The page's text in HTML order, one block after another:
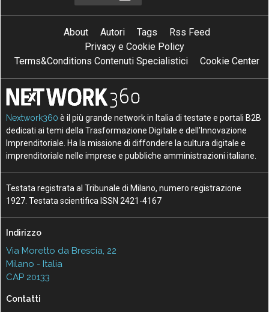
About Autori Tags
Rss Feed
Privacy e Cookie Policy
Terms&Conditions Contenuti Specialistici
Cookie Center
Nextwork360 è il più grande network in Italia di testate e portali B2B
dedicati ai temi della Trasformazione Digitale e dell’Innovazione
Imprenditoriale. Ha la missione di diffondere la cultura digitale e
imprenditoriale nelle imprese e pubbliche amministrazioni italiane.
Testata registrata al Tribunale di Milano, numero registrazione
1927. Testata scientifica ISSN 2421-4167
Indirizzo
Via Moretto da Brescia, 22
Milano - Italia
CAP 20133
Contatti